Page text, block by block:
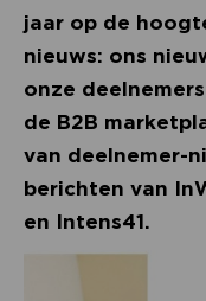
jaar op de
nieuws: ons
onze
de B2B
van deelnemer-
berichten van
en Intens41.